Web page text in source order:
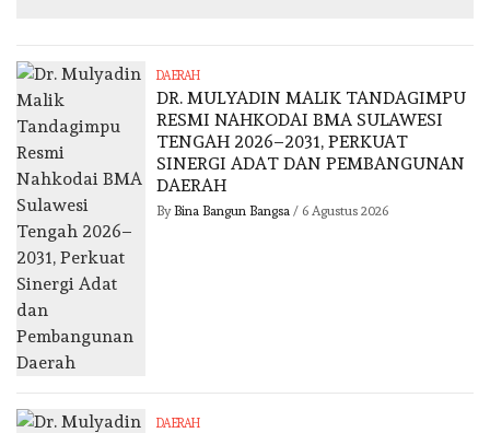
DAERAH
DR. MULYADIN MALIK TANDAGIMPU
RESMI NAHKODAI BMA SULAWESI
TENGAH 2026–2031, PERKUAT
SINERGI ADAT DAN PEMBANGUNAN
DAERAH
By Bina Bangun Bangsa / 6 Agustus 2026
DAERAH